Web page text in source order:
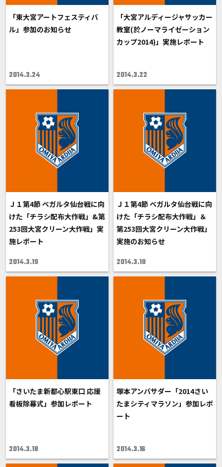
「東大宮アートフェスティバ
ル」参加のお知らせ
2014.3.24
「大宮アルディージャサッカー
教室(於ノーマライゼーション
カップ2014)」実施レポート
2014.3.22
Ｊ１第4節 ベガルタ仙台戦に向
けた「チラシ配布大作戦」&第
253回大宮クリーン大作戦」実
施レポート
2014.3.19
Ｊ１第4節 ベガルタ仙台戦に向
けた「チラシ配布大作戦」＆
第253回大宮クリーン大作戦」
実施のお知らせ
2014.3.18
「さいたま新都心駅東口 応援
看板除幕式」参加レポート
2014.3.18
塚本アンバサダー「2014さい
たまシティマラソン」参加レポ
ート
2014.3.16